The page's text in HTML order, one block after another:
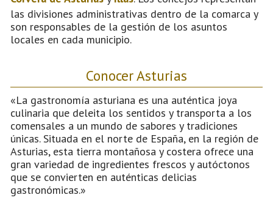
las divisiones administrativas dentro de la comarca y
son responsables de la gestión de los asuntos
locales en cada municipio.
Conocer Asturias
«La gastronomía asturiana es una auténtica joya
culinaria que deleita los sentidos y transporta a los
comensales a un mundo de sabores y tradiciones
únicas. Situada en el norte de España, en la región de
Asturias, esta tierra montañosa y costera ofrece una
gran variedad de ingredientes frescos y autóctonos
que se convierten en auténticas delicias
gastronómicas.»